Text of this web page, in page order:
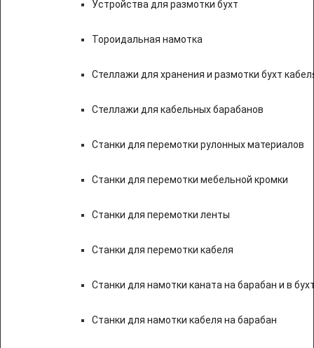
Устройства для размотки бухт
Тороидальная намотка
Стеллажи для хранения и размотки бухт
Стеллажи для кабельных барабанов
Станки для перемотки рулонных материалов
Станки для перемотки мебельной кромки
Станки для перемотки ленты
Станки для перемотки кабеля
Станки для намотки каната на барабан и в
Станки для намотки кабеля на барабан